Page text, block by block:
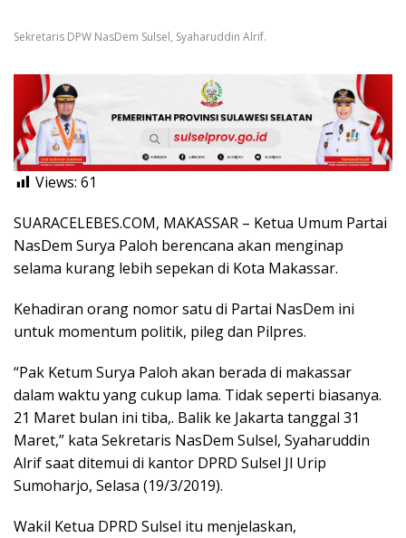
Sekretaris DPW NasDem Sulsel, Syaharuddin Alrif.
Views: 61
SUARACELEBES.COM, MAKASSAR – Ketua Umum Partai
NasDem Surya Paloh berencana akan menginap
selama kurang lebih sepekan di Kota Makassar.
Kehadiran orang nomor satu di Partai NasDem ini
untuk momentum politik, pileg dan Pilpres.
“Pak Ketum Surya Paloh akan berada di makassar
dalam waktu yang cukup lama. Tidak seperti biasanya.
21 Maret bulan ini tiba,. Balik ke Jakarta tanggal 31
Maret,” kata Sekretaris NasDem Sulsel, Syaharuddin
Alrif saat ditemui di kantor DPRD Sulsel Jl Urip
Sumoharjo, Selasa (19/3/2019).
Wakil Ketua DPRD Sulsel itu menjelaskan,